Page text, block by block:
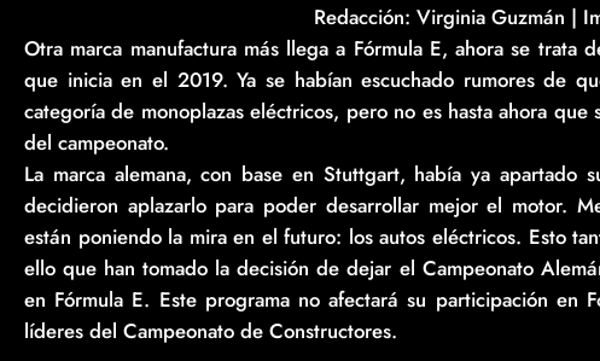
Redacción: Virginia Guzmán |
Otra marca manufactura más llega a Fórmula E, ahora se
que inicia en el 2019. Ya se habían escuchado rumores de
categoría de monoplazas eléctricos, pero no es hasta ahora
del campeonato.
La marca alemana, con base en Stuttgart, había ya apartado
decidieron aplazarlo para poder desarrollar mejor el motor.
están poniendo la mira en el futuro: los autos eléctricos. Esto
ello que han tomado la decisión de dejar el Campeonato
en Fórmula E. Este programa no afectará su participación en
líderes del Campeonato de Constructores.